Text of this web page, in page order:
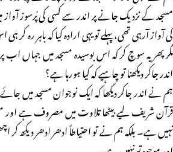
مسجد کے نزدیک جانے پر اندر سے کسی کی پُرسوز
کی آواز آرہی تھی، پہلے تو یہی ارادہ کیا کہ باہر رہ
مگر پھر یہ سوچ کر کہ اس بوسیدہ مسجد میں جہاں
اندر جاکر دیکھنا تو چاہیے کہ کیا ہورہا ہے؟
ہم نے اندر جاکر دیکھا کہ ایک نوجوان مسجد میں
قرآن شریف لیے بیٹھا تلاوت میں مصروف ہے اور
نہیں ہے۔ بلکہ ہم نے تو احتیاطاً ادھر ادھر دیکھ کر